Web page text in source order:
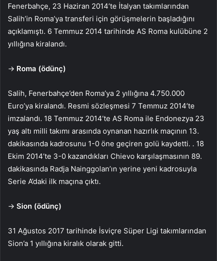
Fenerbahçe, 23 Haziran 2014’te İtalyan takımlarından
Salih’in Roma’ya transferi için görüşmelerin başladığını
açıklamıştı. 6 Temmuz 2014 tarihinde AS Roma kulübüne 2
yıllığına kiralandı.
→ Roma (ödünç)
Salih, Fenerbahçe’den Roma’ya 2 yıllığına 4.750.000
Euro’ya kiralandı. Resmi sözleşmesi 7 Temmuz 2014’te
imzalandı. 18 Temmuz 2014’te AS Roma ile Endonezya 23
yaş altı milli takımı arasında oynanan hazırlık maçının 13.
dakikasında kadrosunu 1-0 öne geçiren golü kaydetti. . 18
Ekim 2014’te 3-0 kazandıkları Chievo karşılaşmasının 89.
dakikasında Radja Nainggolan’ın yerine yeni kadrosuyla
Serie A’daki ilk maçına çıktı.
→ Sion (ödünç)
31 Ağustos 2017 tarihinde İsviçre Süper Ligi takımlarından
Sion’a 1 yıllığına kiralık olarak gitti.